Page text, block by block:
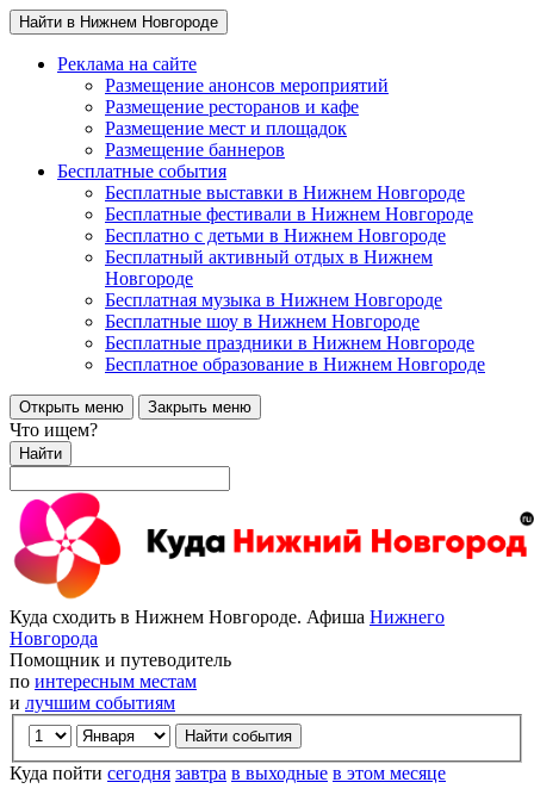
Найти в Нижнем Новгороде
Реклама на сайте
Размещение анонсов мероприятий
Размещение ресторанов и кафе
Размещение мест и площадок
Размещение баннеров
Бесплатные события
Бесплатные выставки в Нижнем Новгороде
Бесплатные фестивали в Нижнем Новгороде
Бесплатно с детьми в Нижнем Новгороде
Бесплатный активный отдых в Нижнем
Новгороде
Бесплатная музыка в Нижнем Новгороде
Бесплатные шоу в Нижнем Новгороде
Бесплатные праздники в Нижнем Новгороде
Бесплатное образование в Нижнем Новгороде
Открыть меню Закрыть меню
Что ищем?
Найти
Куда сходить в Нижнем Новгороде. Афиша Нижнего
Новгорода
Помощник и путеводитель
по интересным местам
и лучшим событиям
Куда пойти сегодня завтра в выходные в этом месяце